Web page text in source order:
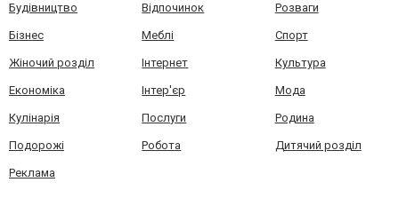
Будівництво Відпочинок Розваги
Бізнес Меблі Спорт
Жіночий розділ Інтернет Культура
Економіка Інтер'єр Мода
Кулінарія Послуги Родина
Подорожі Робота Дитячий розділ
Реклама